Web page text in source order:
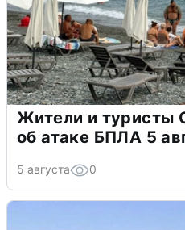
Жители и туристы
об атаке БПЛА 5
5 августа 0